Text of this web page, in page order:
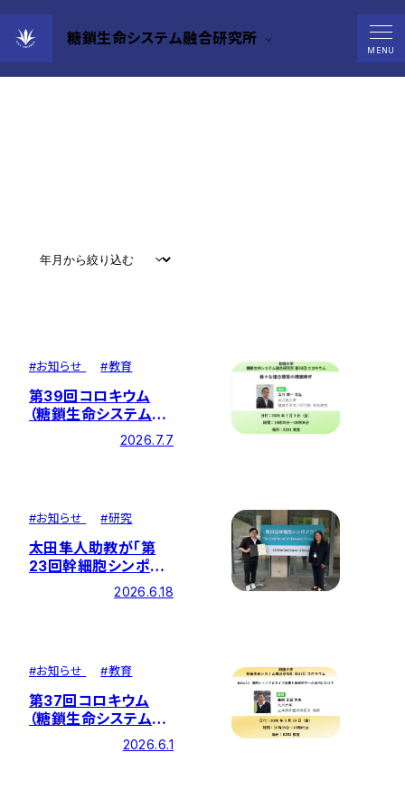
糖鎖生命システム融合研究所
MENU
News
#お知らせ #教育
第39回コロキウム
（糖鎖生命システム融
合研究所）対面にて開
2026.7.7
#お知らせ #研究
太田隼人助教が「第
23回幹細胞シンポジ
ウム」にてポスター賞
2026.6.18
#お知らせ #教育
第37回コロキウム
（糖鎖生命システム融
合研究所）対面にて開
2026.6.1